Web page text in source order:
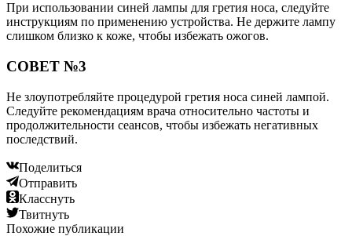
При использовании синей лампы для гретия носа, следуйте
инструкциям по применению устройства. Не держите лампу
слишком близко к коже, чтобы избежать ожогов.
СОВЕТ №3
Не злоупотребляйте процедурой гретия носа синей лампой.
Следуйте рекомендациям врача относительно частоты и
продолжительности сеансов, чтобы избежать негативных
последствий.
Поделиться
Отправить
Класснуть
Твитнуть
Похожие публикации